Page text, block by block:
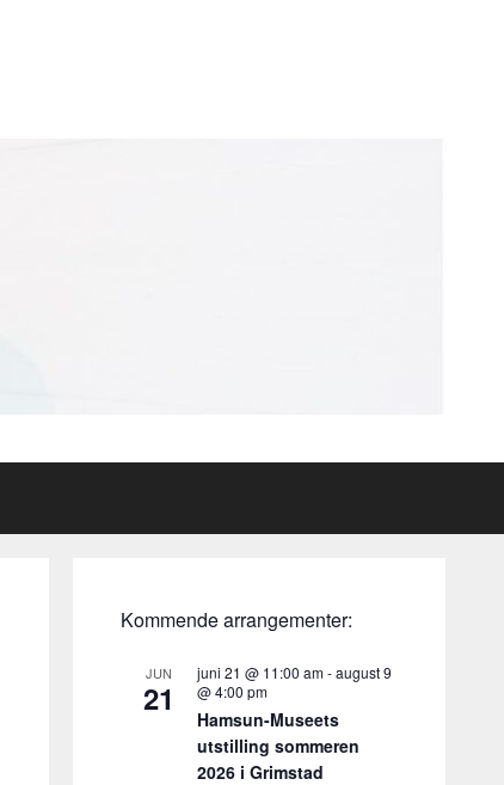
Kommende arrangementer:
JUN
21
juni 21 @ 11:00 am-august 9
@ 4:00 pm
Hamsun-Museets
utstilling sommeren
2026 i Grimstad